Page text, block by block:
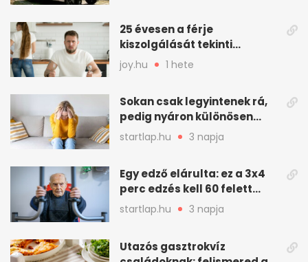
25 évesen a férje
kiszolgálását tekinti
„munkának”
joy.hu 1 hete
Sokan csak legyintenek rá,
pedig nyáron különösen
gyakran jelentkezik ez a
kellemetlen betegség
startlap.hu 3 napja
Egy edző elárulta: ez a 3x4
perc edzés kell 60 felett
mindenkinek
startlap.hu 3 napja
Utazós gasztrokvíz